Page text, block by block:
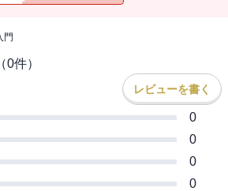
門
（0件）
レビューを書く
0
0
0
0